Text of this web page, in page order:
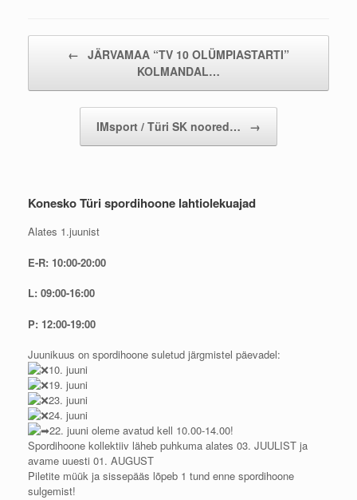
← JÄRVAMAA “TV 10 OLÜMPIASTARTI”
KOLMANDAL…
IMsport / Türi SK noored… →
Konesko Türi spordihoone lahtiolekuajad
Alates 1.juunist
E-R: 10:00-20:00
L: 09:00-16:00
P: 12:00-19:00
Juunikuus on spordihoone suletud järgmistel päevadel:
10. juuni
19. juuni
23. juuni
24. juuni
22. juuni oleme avatud kell 10.00-14.00!
Spordihoone kollektiiv läheb puhkuma alates 03. JUULIST ja
avame uuesti 01. AUGUST
Piletite müük ja sissepääs lõpeb 1 tund enne spordihoone
sulgemist!